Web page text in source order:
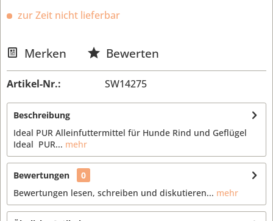
zur Zeit nicht lieferbar
Merken Bewerten
Artikel-Nr.: SW14275
Beschreibung
Ideal PUR Alleinfuttermittel für Hunde Rind und Geflügel
Ideal PUR... mehr
Bewertungen
0
Bewertungen lesen, schreiben und diskutieren... mehr